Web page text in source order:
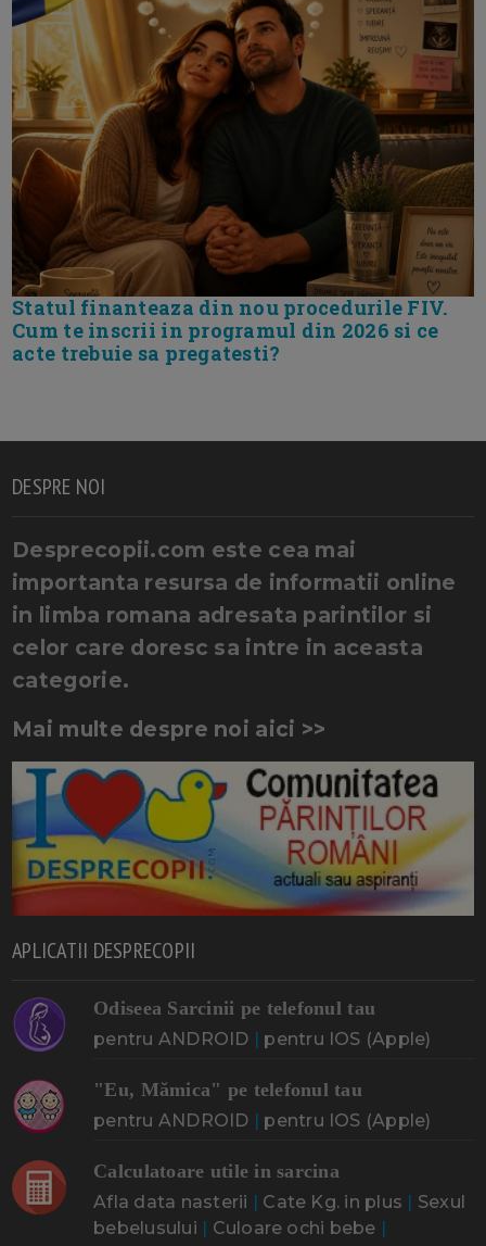
Statul finanteaza din nou procedurile FIV.
Cum te inscrii in programul din 2026 si ce
acte trebuie sa pregatesti?
DESPRE NOI
Desprecopii.com este cea mai
importanta resursa de informatii online
in limba romana adresata parintilor si
celor care doresc sa intre in aceasta
categorie.
Mai multe despre noi aici >>
APLICATII DESPRECOPII
Odiseea Sarcinii pe telefonul tau
pentru ANDROID | pentru IOS (Apple)
"Eu, Mămica" pe telefonul tau
pentru ANDROID | pentru IOS (Apple)
Calculatoare utile in sarcina
Afla data nasterii | Cate Kg. in plus | Sexul
bebelusului | Culoare ochi bebe |